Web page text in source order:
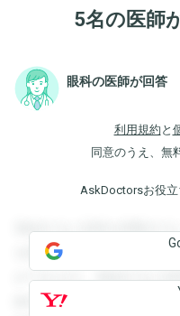
5名の医師
眼科の医師が回答
利用規約 と
同意のうえ、無
AskDoctorsお役
登録すると回答を閲覧す
を閲覧することができま
ができます。登録すると
録すると回答を閲覧する